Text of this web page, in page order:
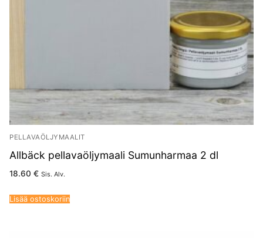
PELLAVAÖLJYMAALIT
Allbäck pellavaöljymaali Sumunharmaa 2 dl
18.60 € Sis. Alv.
Lisää ostoskoriin